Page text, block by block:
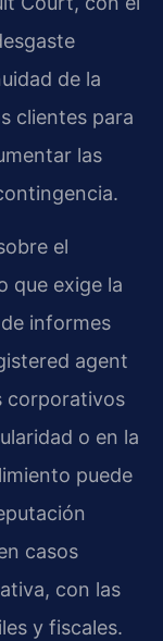
de la
clientes para
las
el
que exige la
informes
agent
corporativos
o en la
puede
casos
con las
y fiscales.